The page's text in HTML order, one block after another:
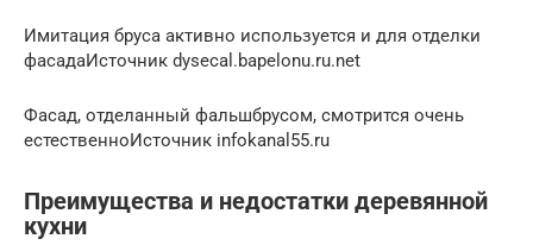
Имитация бруса активно используется и для отделки
фасадаИсточник dysecal.bapelonu.ru.net
Фасад, отделанный фальшбрусом, смотрится очень
естественноИсточник infokanal55.ru
Преимущества и недостатки деревянной
кухни